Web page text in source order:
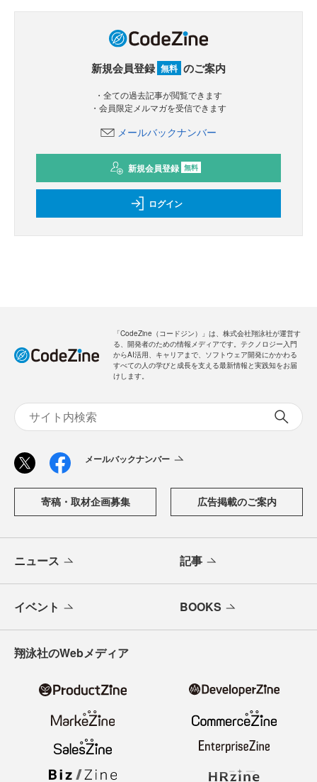
新規会員登録 無料 のご案内
・全ての過去記事が閲覧できます
・会員限定メルマガを受信できます
メールバックナンバー
新規会員登録 無料
ログイン
「CodeZine（コードジン）」は、株式会社翔泳社が運営す
る、開発者のための情報メディアです。テクノロジー入門
からAI活用、キャリアまで、ソフトウェア開発にかかわる
すべての人の学びと成長を支える最新情報と実践知をお届
けします。
メールバックナンバー
寄稿・取材企画募集 広告掲載のご案内
ニュース 記事
イベント BOOKS
翔泳社のWebメディア